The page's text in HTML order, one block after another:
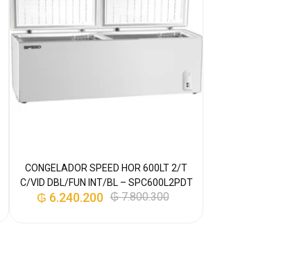
CONGELADOR SPEED HOR 600LT 2/T
C/VID DBL/FUN INT/BL – SPC600L2PDT
₲7.800.300
₲ 6.240.200